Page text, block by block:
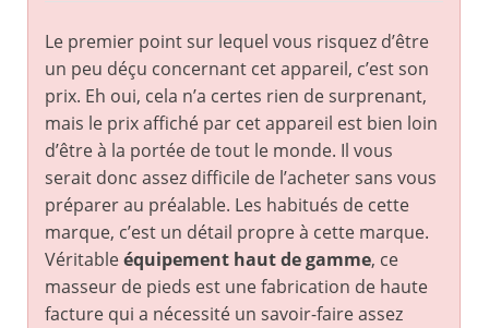
Le premier point sur lequel vous risquez d’être
un peu déçu concernant cet appareil, c’est son
prix. Eh oui, cela n’a certes rien de surprenant,
mais le prix affiché par cet appareil est bien loin
d’être à la portée de tout le monde. Il vous
serait donc assez difficile de l’acheter sans vous
préparer au préalable. Les habitués de cette
marque, c’est un détail propre à cette marque.
Véritableéquipement haut de gamme, ce
masseur de pieds est une fabrication de haute
facture qui a nécessité un savoir-faire assez